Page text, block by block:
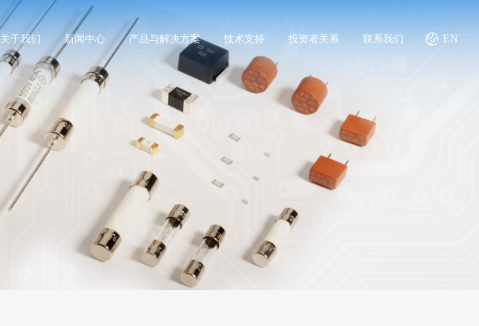
EN
关于我们 新闻中心 产品与解决方案 技术支持 投资者关系 联系我们